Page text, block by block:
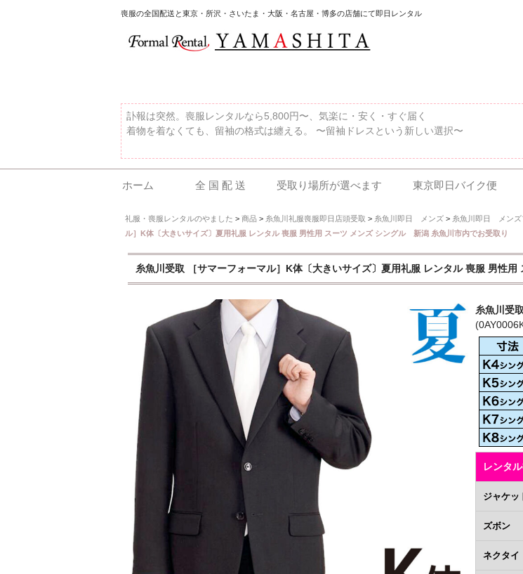
喪服の全国配送と東京・所沢・さいたま・大阪・名古屋・博多の店舗にて即日レンタル
訃報は突然。喪服レンタルなら5,800円〜、気楽に・安く・すぐ届く
着物を着なくても、留袖の格式は纏える。 〜留袖ドレスという新しい選択〜
ホーム 全 国 配 送 受取り場所が選べます 東京即日バイク便
礼服・喪服レンタルのやました > 商品> 糸魚川礼服喪服即日店頭受取 > 糸魚川即日 メンズ> 糸魚川即日 メンズ
ル］K体〔大きいサイズ〕夏用礼服 レンタル 喪服 男性用 スーツ メンズ シングル 新潟 糸魚川市内でお受取り
糸魚川受取 ［サマーフォーマル］K体〔大きいサイズ〕夏用礼服 レンタル 喪服 男性
糸魚川受
レンタ
ジャケッ
ズボン
ネクタイ